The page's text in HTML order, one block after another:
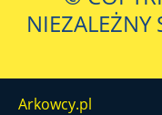
NIEZALEŻNY
Arkowcy.pl